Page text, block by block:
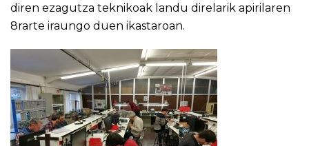
diren ezagutza teknikoak landu direlarik apirilaren
8rarte iraungo duen ikastaroan.